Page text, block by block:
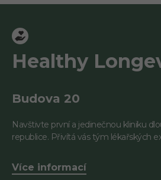
Healthy
Budova 20
Navštivte první a jedinečnou kliniku
republice. Přivítá vás tým lékařských
Více informací